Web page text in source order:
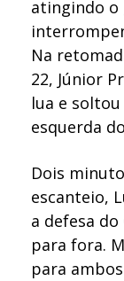
atingindo o
Na
22, Júnior
lua e
esquerda
Dois
escanteio,
a defesa
para fora.
para